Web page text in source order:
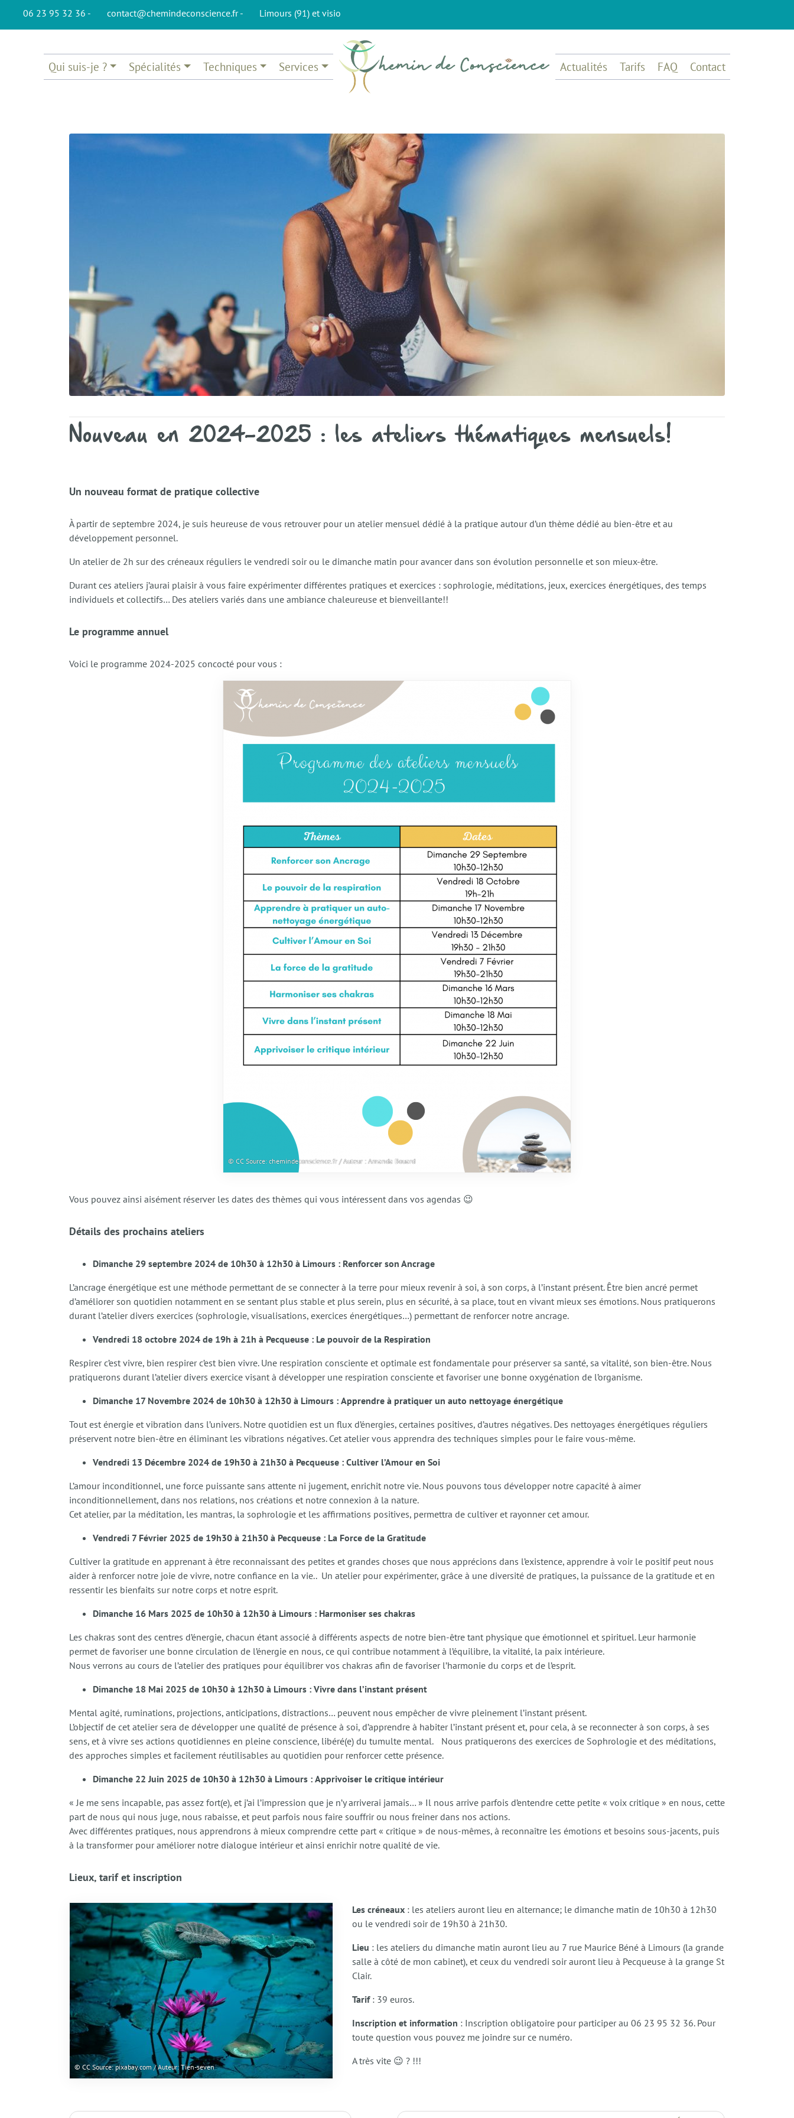
06 23 95 32 36 - contact@chemindeconscience.fr - Limours (91) et visio
Qui suis-je ? Spécialités Techniques Services Actualités Tarifs FAQ Contact
Nouveau en 2024-2025 : les ateliers thématiques mensuels!
Un nouveau format de pratique collective
À partir de septembre 2024, je suis heureuse de vous retrouver pour un atelier mensuel dédié à la pratique autour d’un thème dédié au bien-être et au
développement personnel.
Un atelier de 2h sur des créneaux réguliers le vendredi soir ou le dimanche matin pour avancer dans son évolution personnelle et son mieux-être.
Durant ces ateliers j’aurai plaisir à vous faire expérimenter différentes pratiques et exercices : sophrologie, méditations, jeux, exercices énergétiques, des temps
individuels et collectifs… Des ateliers variés dans une ambiance chaleureuse et bienveillante!!
Le programme annuel
Voici le programme 2024-2025 concocté pour vous :
© CC Source: chemindeconscience.fr / Auteur : Amanda Bouard
Vous pouvez ainsi aisément réserver les dates des thèmes qui vous intéressent dans vos agendas 😉
Détails des prochains ateliers
Dimanche 29 septembre 2024 de 10h30 à 12h30 à Limours : Renforcer son Ancrage
L’ancrage énergétique est une méthode permettant de se connecter à la terre pour mieux revenir à soi, à son corps, à l’instant présent. Être bien ancré permet
d’améliorer son quotidien notamment en se sentant plus stable et plus serein, plus en sécurité, à sa place, tout en vivant mieux ses émotions. Nous pratiquerons
durant l’atelier divers exercices (sophrologie, visualisations, exercices énergétiques…) permettant de renforcer notre ancrage.
Vendredi 18 octobre 2024 de 19h à 21h à Pecqueuse : Le pouvoir de la Respiration
Respirer c’est vivre, bien respirer c’est bien vivre. Une respiration consciente et optimale est fondamentale pour préserver sa santé, sa vitalité, son bien-être. Nous
pratiquerons durant l’atelier divers exercice visant à développer une respiration consciente et favoriser une bonne oxygénation de l’organisme.
Dimanche 17 Novembre 2024 de 10h30 à 12h30 à Limours : Apprendre à pratiquer un auto nettoyage énergétique
Tout est énergie et vibration dans l’univers. Notre quotidien est un flux d’énergies, certaines positives, d’autres négatives. Des nettoyages énergétiques réguliers
préservent notre bien-être en éliminant les vibrations négatives. Cet atelier vous apprendra des techniques simples pour le faire vous-même.
Vendredi 13 Décembre 2024 de 19h30 à 21h30 à Pecqueuse : Cultiver l’Amour en Soi
L’amour inconditionnel, une force puissante sans attente ni jugement, enrichit notre vie. Nous pouvons tous développer notre capacité à aimer
inconditionnellement, dans nos relations, nos créations et notre connexion à la nature.
Cet atelier, par la méditation, les mantras, la sophrologie et les affirmations positives, permettra de cultiver et rayonner cet amour.
Vendredi 7 Février 2025 de 19h30 à 21h30 à Pecqueuse : La Force de la Gratitude
Cultiver la gratitude en apprenant à être reconnaissant des petites et grandes choses que nous apprécions dans l’existence, apprendre à voir le positif peut nous
aider à renforcer notre joie de vivre, notre confiance en la vie.. Un atelier pour expérimenter, grâce à une diversité de pratiques, la puissance de la gratitude et en
ressentir les bienfaits sur notre corps et notre esprit.
Dimanche 16 Mars 2025 de 10h30 à 12h30 à Limours : Harmoniser ses chakras
Les chakras sont des centres d’énergie, chacun étant associé à différents aspects de notre bien-être tant physique que émotionnel et spirituel. Leur harmonie
permet de favoriser une bonne circulation de l’énergie en nous, ce qui contribue notamment à l’équilibre, la vitalité, la paix intérieure.
Nous verrons au cours de l’atelier des pratiques pour équilibrer vos chakras afin de favoriser l’harmonie du corps et de l’esprit.
Dimanche 18 Mai 2025 de 10h30 à 12h30 à Limours : Vivre dans l’instant présent
Mental agité, ruminations, projections, anticipations, distractions… peuvent nous empêcher de vivre pleinement l’instant présent.
L’objectif de cet atelier sera de développer une qualité de présence à soi, d’apprendre à habiter l’instant présent et, pour cela, à se reconnecter à son corps, à ses
sens, et à vivre ses actions quotidiennes en pleine conscience, libéré(e) du tumulte mental. Nous pratiquerons des exercices de Sophrologie et des méditations,
des approches simples et facilement réutilisables au quotidien pour renforcer cette présence.
Dimanche 22 Juin 2025 de 10h30 à 12h30 à Limours : Apprivoiser le critique intérieur
« Je me sens incapable, pas assez fort(e), et j’ai l’impression que je n’y arriverai jamais… » Il nous arrive parfois d’entendre cette petite « voix critique » en nous, cette
part de nous qui nous juge, nous rabaisse, et peut parfois nous faire souffrir ou nous freiner dans nos actions.
Avec différentes pratiques, nous apprendrons à mieux comprendre cette part « critique » de nous-mêmes, à reconnaître les émotions et besoins sous-jacents, puis
à la transformer pour améliorer notre dialogue intérieur et ainsi enrichir notre qualité de vie.
Lieux, tarif et inscription
© CC Source: pixabay.com / Auteur: Tien-seven
Les créneaux : les ateliers auront lieu en alternance; le dimanche matin de 10h30 à 12h30
ou le vendredi soir de 19h30 à 21h30.
Lieu : les ateliers du dimanche matin auront lieu au 7 rue Maurice Béné à Limours (la grande
salle à côté de mon cabinet), et ceux du vendredi soir auront lieu à Pecqueuse à la grange St
Clair.
Tarif : 39 euros.
Inscription et information : Inscription obligatoire pour participer au 06 23 95 32 36. Pour
toute question vous pouvez me joindre sur ce numéro.
A très vite 😉 ? !!!